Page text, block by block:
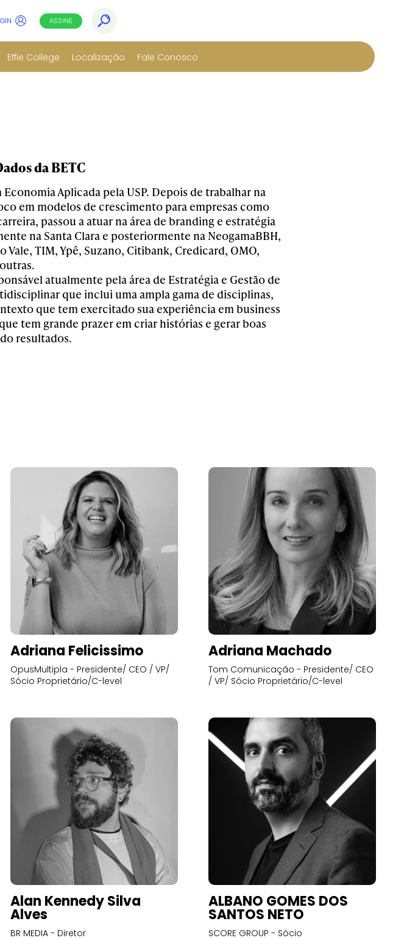
ASSINE
Effie College Localização Fale Conosco
da BETC
Aplicada pela USP. Depois de trabalhar na
em modelos de crescimento para empresas como
passou a atuar na área de branding e estratégia
na Santa Clara e posteriormente na NeogamaBBH,
TIM, Ypê, Suzano, Citibank, Credicard, OMO,
atualmente pela área de Estratégia e Gestão de
que inclui uma ampla gama de disciplinas,
que tem exercitado sua experiência em business
tem grande prazer em criar histórias e gerar boas
resultados.
Adriana Felicissimo
OpusMultipla - Presidente/ CEO / VP/
Sócio Proprietário/C-level
Adriana Machado
Tom Comunicação - Presidente/ CEO
/ VP/ Sócio Proprietário/C-level
Alan Kennedy Silva
Alves
BR MEDIA - Diretor
ALBANO GOMES DOS
SANTOS NETO
SCORE GROUP - Sócio